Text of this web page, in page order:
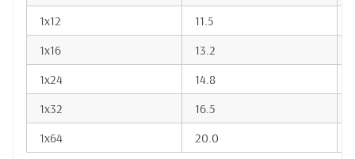
1x12
11.5
1x16
13.2
1x24
14.8
1x32
16.5
1x64
20.0